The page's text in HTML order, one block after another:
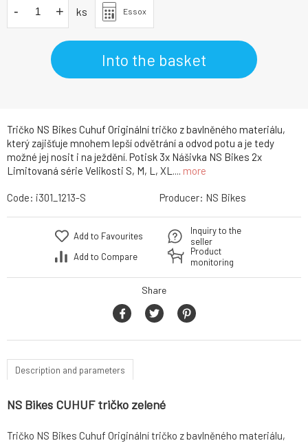
Tričko NS Bikes Cuhuf Originální tričko z bavlněného materiálu,
který zajišťuje mnohem lepší odvětrání a odvod potu a je tedy
možné jej nosit i na ježdění. Potisk 3x Nášivka NS Bikes 2x
Limitovaná série Velikosti S, M, L, XL.... more
- + ks Essox
Into the basket
Code: i301_1213-S Producer: NS Bikes
Add to Favourites
Add to Compare
Inquiry to the
seller
Product
monitoring
Share
Description and parameters
NS Bikes CUHUF tričko zelené
Tričko NS Bikes Cuhuf Originální tričko z bavlněného materiálu,